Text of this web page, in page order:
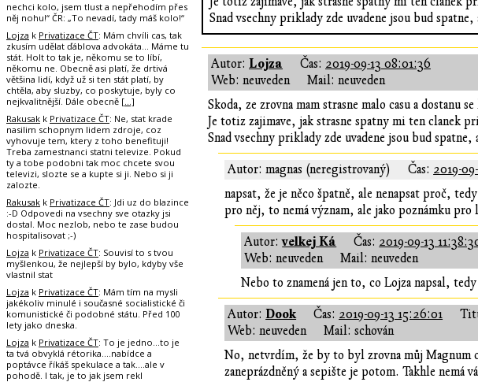
Snad vsechny priklady zde uvadene jsou bud
Autor: Lojza Čas: 2019-09-13 08:01:36
Web: neuveden
Mail: neuveden
Skoda, ze zrovna mam strasne malo casu a dostanu
Je totiz zajimave, jak strasne spatny mi ten clanek
Snad vsechny priklady zde uvadene jsou bud
Autor: magnas (neregistrovaný) Čas: 2019-
napsat, že je něco špatně, ale nenapsat proč,
pro něj, to nemá význam, ale jako poznámku
Autor:velkej Ká Čas: 2019-09-13
Web: neuveden
Mail: neuveden
Nebo to znamená jen to, co Lojza napsal,
Autor: Dook Čas: 2019-09-13 15:26:01
Web: neuveden
Mail: schován
No, netvrdím, že by to byl zrovna můj Magnum
zaneprázdněný a sepište je potom. Takhle nemá
nechci kolo, jsem tlust a nepřehodím přes
něj nohu!“ ČR: „To nevadí, tady máš kolo!“
Lojza k Privatizace ČT: Mám chvíli cas, tak
zkusím udělat ďáblova advokáta... Máme tu
stát. Holt to tak je, někomu se to líbí,
někomu ne. Obecně asi platí, že drtivá
většina lidí, když už si ten stát platí, by
chtěla, aby sluzby, co poskytuje, byly co
nejkvalitnější. Dále obecně […]
Rakusak k Privatizace ČT: Ne, stat krade
nasilim schopnym lidem zdroje, coz
vyhovuje tem, ktery z toho benefituji!
Treba zamestnanci statni televize. Pokud
ty a tobe podobni tak moc chcete svou
televizi, slozte se a kupte si ji. Nebo si ji
zalozte.
Rakusak k Privatizace ČT: Jdi uz do blazince
:-D Odpovedi na vsechny sve otazky jsi
dostal. Moc nezlob, nebo te zase budou
hospitalisovat ;-)
Lojza k Privatizace ČT: Souvisí to s tvou
myšlenkou, že nejlepší by bylo, kdyby vše
vlastnil stat
Lojza k Privatizace ČT: Mám tím na mysli
jakékoliv minulé i současné socialistické či
komunistické či podobné státu. Před 100
lety jako dneska.
Lojza k Privatizace ČT: To je jedno...to je
ta tvá obvyklá rétorika....nabídce a
poptávce říkáš spekulace a tak....ale v
pohodě. I tak, je to jak jsem rekl